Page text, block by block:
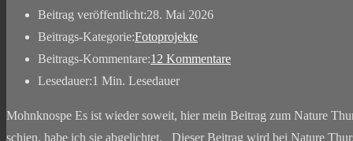
Beitrag veröffentlicht:28. Mai 2026
Beitrags-Kategorie:Fotoprojekte
Beitrags-Kommentare:12 Kommentare
Lesedauer:1 Min. Lesedauer
Mohnknospe Es ist wieder soweit, hier mein Beitrag zum Nature
schien, habe ich sie abgelichtet. Dieser Beitrag wird bei Nature